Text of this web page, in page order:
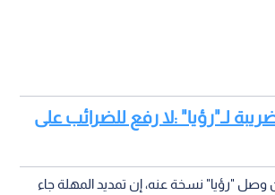
لـ"رؤيا" :لا رفع للضرائب على
وصل "رؤيا" نسخة عنه، إن تمديد المهلة جاء